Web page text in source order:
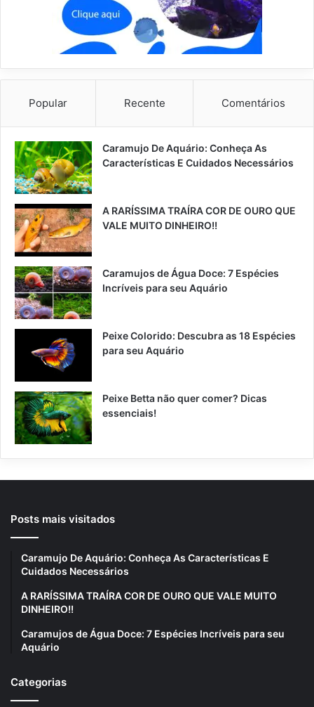
Popular Recente Comentários
Caramujo De Aquário: Conheça As
Características E Cuidados Necessários
A RARÍSSIMA TRAÍRA COR DE OURO QUE
VALE MUITO DINHEIRO!!
Caramujos de Água Doce: 7 Espécies
Incríveis para seu Aquário
Peixe Colorido: Descubra as 18 Espécies
para seu Aquário
Peixe Betta não quer comer? Dicas
essenciais!
Posts mais visitados
Caramujo De Aquário: Conheça As Características E
Cuidados Necessários
A RARÍSSIMA TRAÍRA COR DE OURO QUE VALE MUITO
DINHEIRO!!
Caramujos de Água Doce: 7 Espécies Incríveis para seu
Aquário
Categorias